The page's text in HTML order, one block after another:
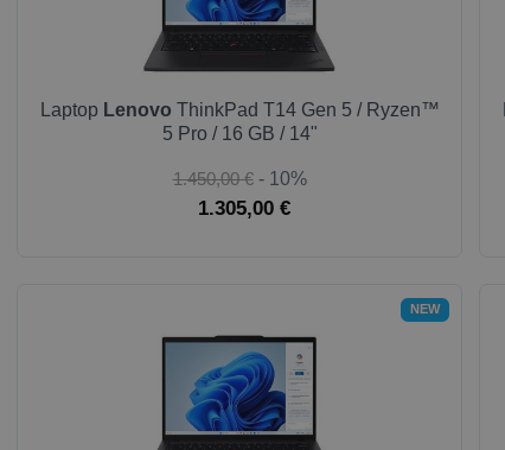
Laptop Lenovo ThinkPad T14 Gen 5 / Ryzen™
5 Pro / 16 GB / 14"
1.450,00 € - 10%
1.305,00 €
NEW